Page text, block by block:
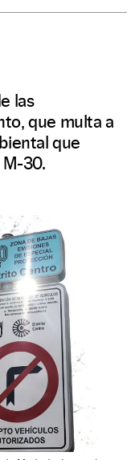
las
que multa a
que
30.